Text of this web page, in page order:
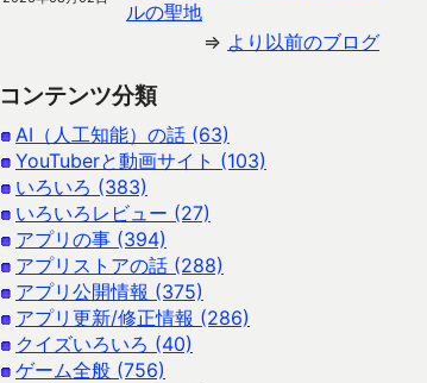
ルの聖地
⇒ より以前のブログ
コンテンツ分類
AI（人工知能）の話 (63)
YouTuberと動画サイト (103)
いろいろ (383)
いろいろレビュー (27)
アプリの事 (394)
アプリストアの話 (288)
アプリ公開情報 (375)
アプリ更新/修正情報 (286)
クイズいろいろ (40)
ゲーム全般 (756)